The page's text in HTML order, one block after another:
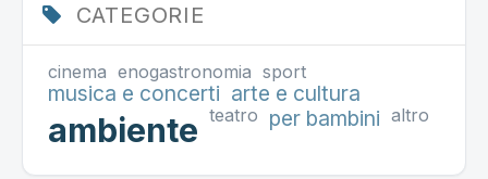
CATEGORIE
cinema enogastronomia sport
musica e concerti arte e cultura
ambiente teatro per bambini altro